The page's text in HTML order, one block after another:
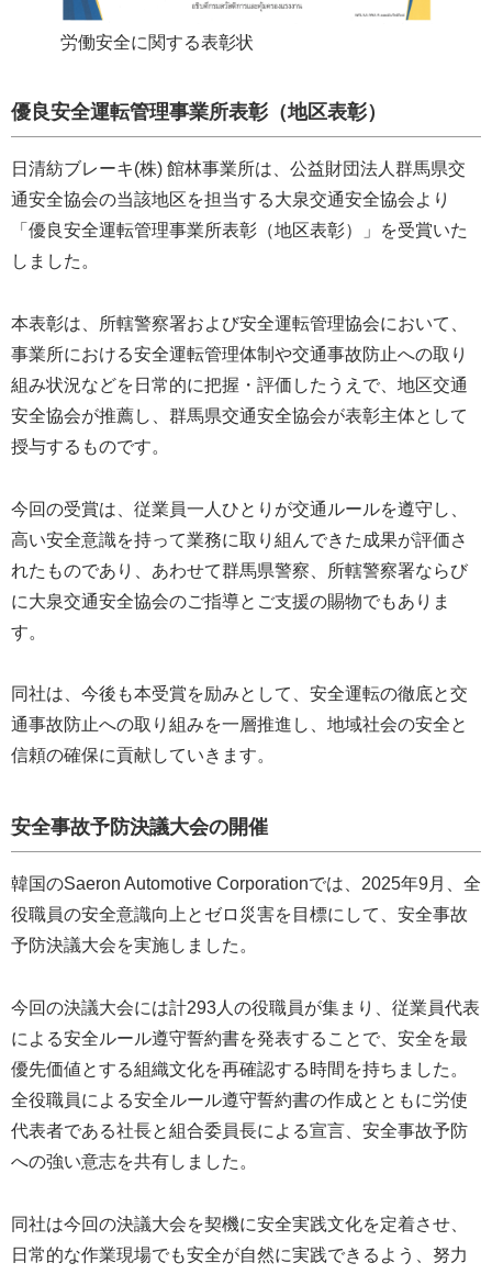
労働安全に関する表彰状
優良安全運転管理事業所表彰（地区表彰）
日清紡ブレーキ(株) 館林事業所は、公益財団法人群馬県交
通安全協会の当該地区を担当する大泉交通安全協会より
「優良安全運転管理事業所表彰（地区表彰）」を受賞いた
しました。
本表彰は、所轄警察署および安全運転管理協会において、
事業所における安全運転管理体制や交通事故防止への取り
組み状況などを日常的に把握・評価したうえで、地区交通
安全協会が推薦し、群馬県交通安全協会が表彰主体として
授与するものです。
今回の受賞は、従業員一人ひとりが交通ルールを遵守し、
高い安全意識を持って業務に取り組んできた成果が評価さ
れたものであり、あわせて群馬県警察、所轄警察署ならび
に大泉交通安全協会のご指導とご支援の賜物でもありま
す。
同社は、今後も本受賞を励みとして、安全運転の徹底と交
通事故防止への取り組みを一層推進し、地域社会の安全と
信頼の確保に貢献していきます。
安全事故予防決議大会の開催
韓国のSaeron Automotive Corporationでは、2025年9月、全
役職員の安全意識向上とゼロ災害を目標にして、安全事故
予防決議大会を実施しました。
今回の決議大会には計293人の役職員が集まり、従業員代表
による安全ルール遵守誓約書を発表することで、安全を最
優先価値とする組織文化を再確認する時間を持ちました。
全役職員による安全ルール遵守誓約書の作成とともに労使
代表者である社長と組合委員長による宣言、安全事故予防
への強い意志を共有しました。
同社は今回の決議大会を契機に安全実践文化を定着させ、
日常的な作業現場でも安全が自然に実践できるよう、努力